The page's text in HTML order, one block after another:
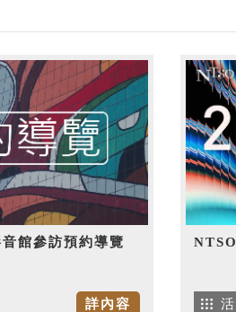
館參訪預約導覽
詳內容